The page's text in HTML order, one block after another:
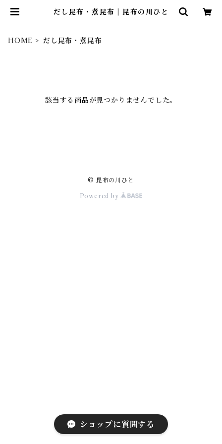
だし昆布・煮昆布 | 昆布の川ひと
HOME だし昆布・煮昆布
該当する商品が見つかりませんでした。
© 昆布の川ひと
Powered by
ショップに質問する